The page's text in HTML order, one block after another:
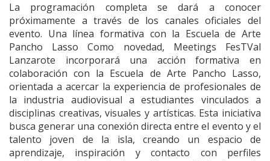
La programación completa se dará a conocer
próximamente a través de los canales oficiales del
evento. Una línea formativa con la Escuela de Arte
Pancho Lasso Como novedad, Meetings FesTVal
Lanzarote incorporará una acción formativa en
colaboración con la Escuela de Arte Pancho Lasso,
orientada a acercar la experiencia de profesionales de
la industria audiovisual a estudiantes vinculados a
disciplinas creativas, visuales y artísticas. Esta iniciativa
busca generar una conexión directa entre el evento y el
talento joven de la isla, creando un espacio de
aprendizaje, inspiración y contacto con perfiles